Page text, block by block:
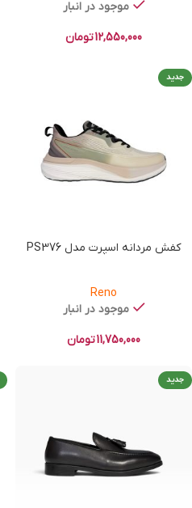
موجود در انبار
12,550,000تومان
جدید
کفش مردانه اسپرت مدل PS376
Reno
موجود در انبار
11,750,000تومان
جدید